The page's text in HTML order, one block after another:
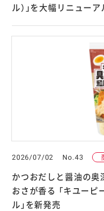
ル）」を大幅リニューア
2026/07/02 No.43
かつおだしと醤油の奥
おさが香る 「キユーピ
ル」を新発売